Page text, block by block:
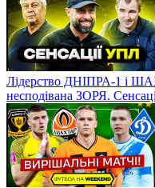
Лідерство ДНІПРА-1 і
несподівана ЗОРЯ.